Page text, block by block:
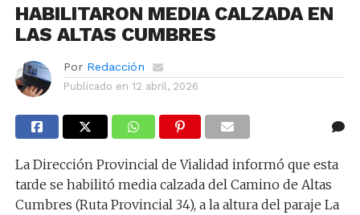
HABILITARON MEDIA CALZADA EN
LAS ALTAS CUMBRES
Por Redacción
Publicado en 12 abril, 2026
La Dirección Provincial de Vialidad informó que esta
tarde se habilitó media calzada del Camino de Altas
Cumbres (Ruta Provincial 34), a la altura del paraje La